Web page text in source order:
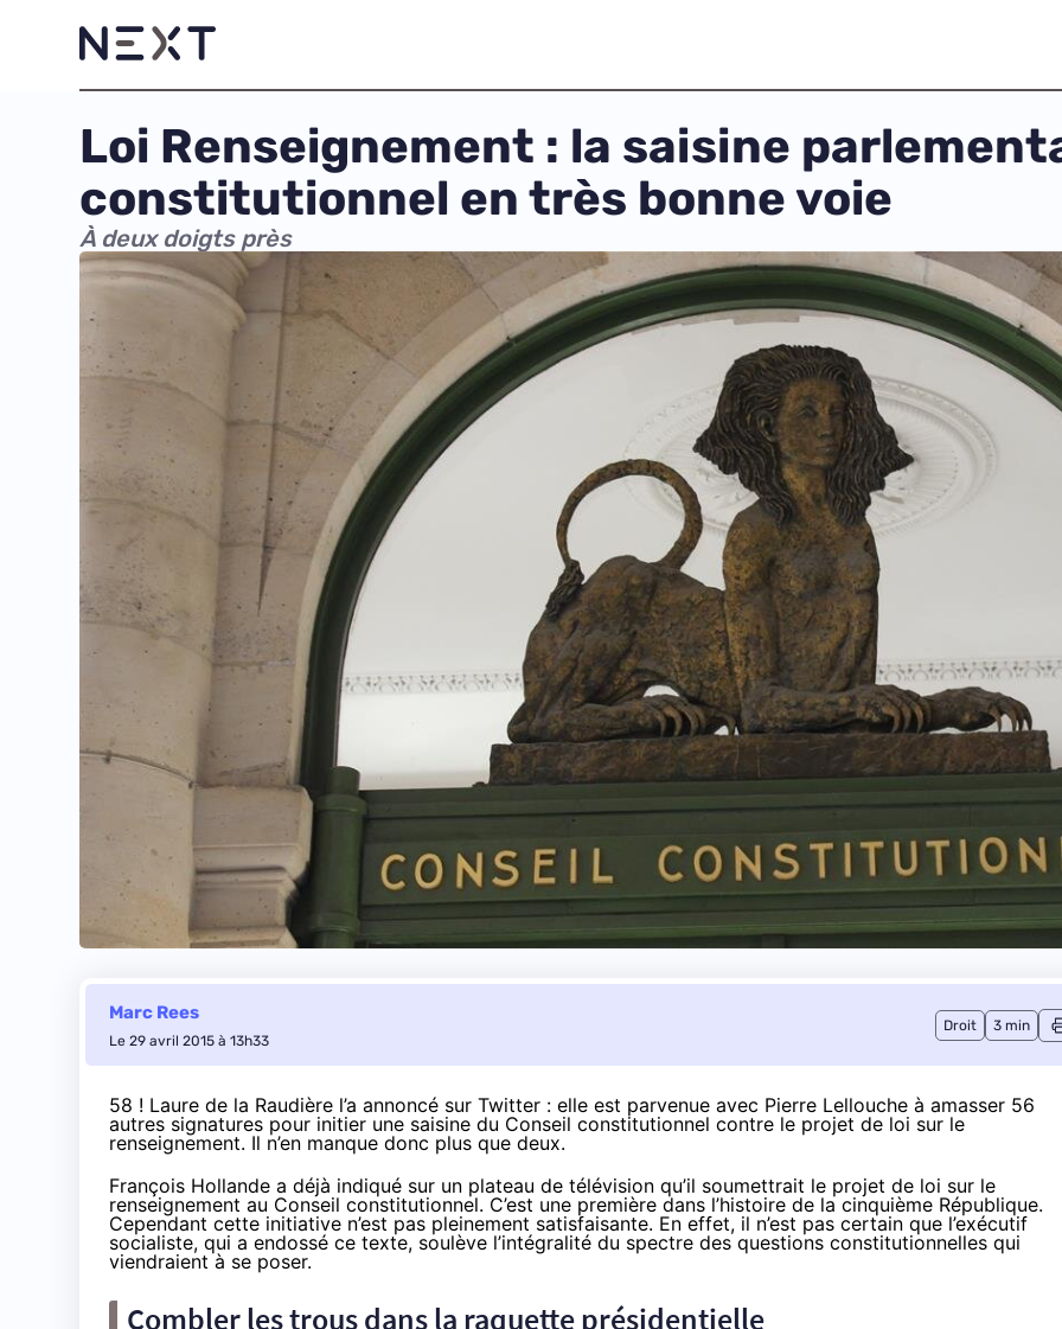
Loi Renseignement : la saisine
constitutionnel en très bonne voie
À deux doigts près
Marc Rees
Le 29 avril 2015 à 13h33
Droit 3 min
58 ! Laure de la Raudière l’a annoncé sur Twitter : elle est parvenue avec Pierre Lellouche à amasser 56
autres signatures pour initier une saisine du Conseil constitutionnel contre le projet de loi sur le
renseignement. Il n’en manque donc plus que deux.
François Hollande a déjà indiqué sur un plateau de télévision qu’il soumettrait le projet de loi sur le
renseignement au Conseil constitutionnel. C’est une première dans l’histoire de la cinquième République.
Cependant cette initiative n’est pas pleinement satisfaisante. En effet, il n’est pas certain que l’exécutif
socialiste, qui a endossé ce texte, soulève l’intégralité du spectre des questions constitutionnelles qui
viendraient à se poser.
Combler les trous dans la raquette présidentielle